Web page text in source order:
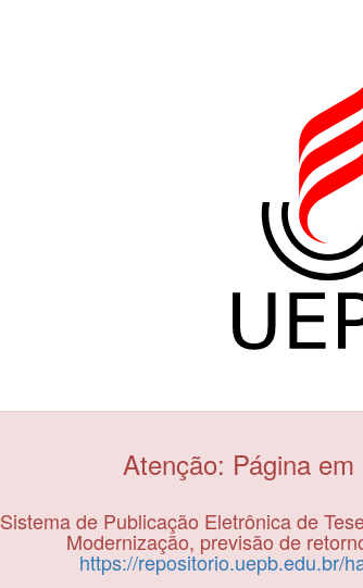
Atenção: Página
Sistema de Publicação Eletrônica de
Modernização, previsão de
https://repositorio.uepb.edu.br/